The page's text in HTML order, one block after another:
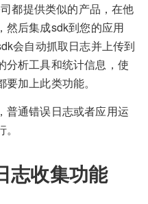
都提供类似的产品，在他
然后集成sdk到您的应用
会自动抓取日志并上传到
分析工具和统计信息，使
加上此类功能。
普通错误日志或者应用运
志收集功能